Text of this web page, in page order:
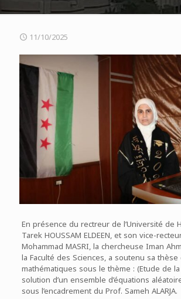
11/10/2025
En présence du rectreur de l’Université de
Tarek HOUSSAM ELDEEN, et son vice-
Mohammad MASRI, la chercheuse Iman
la Faculté des Sciences, a soutenu sa
mathématiques sous le thème : (Etude de
solution d’un ensemble d’équations
sous l’encadrement du Prof. Sameh ALARJA.